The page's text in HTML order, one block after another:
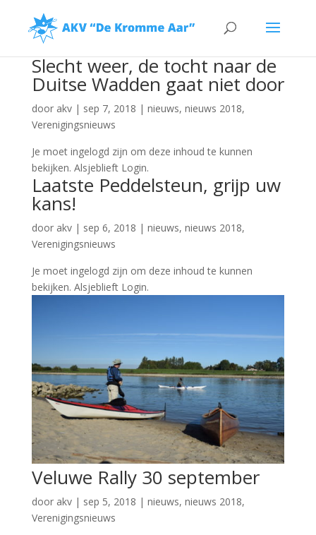
Slecht weer, de tocht naar de
Duitse Wadden gaat niet door
door akv| sep 7, 2018 | nieuws, nieuws 2018,
Verenigingsnieuws
Je moet ingelogd zijn om deze inhoud te kunnen
bekijken. Alsjeblieft Login.
Laatste Peddelsteun, grijp uw
kans!
door akv| sep 6, 2018 | nieuws, nieuws 2018,
Verenigingsnieuws
Je moet ingelogd zijn om deze inhoud te kunnen
bekijken. Alsjeblieft Login.
Veluwe Rally 30 september
door akv| sep 5, 2018 | nieuws, nieuws 2018,
Verenigingsnieuws